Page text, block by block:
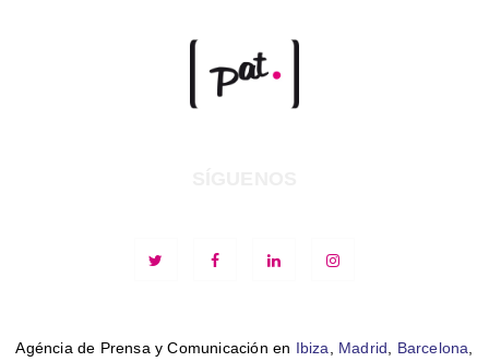
Agéncia de Prensa y Comunicación en Ibiza, Madrid, Barcelona,